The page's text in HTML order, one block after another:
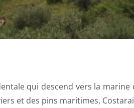
qui descend vers la marine
et des pins maritimes,